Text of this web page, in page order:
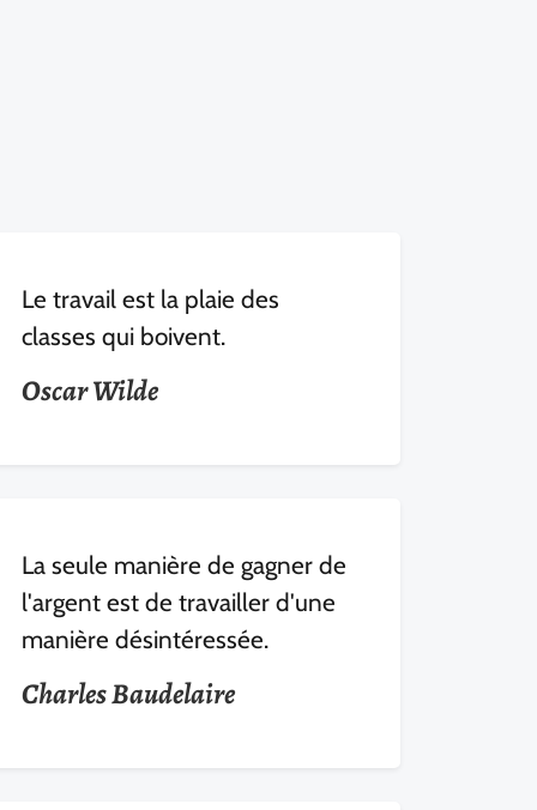
Le travail est la plaie des
classes qui boivent.
Oscar Wilde
La seule manière de gagner de
l'argent est de travailler d'une
manière désintéressée.
Charles Baudelaire